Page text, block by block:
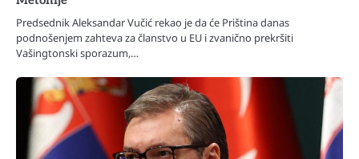
Predsednik Aleksandar Vučić rekao je da će Priština danas
podnošenjem zahteva za članstvo u EU i zvanično prekršiti
Vašingtonski sporazum,…